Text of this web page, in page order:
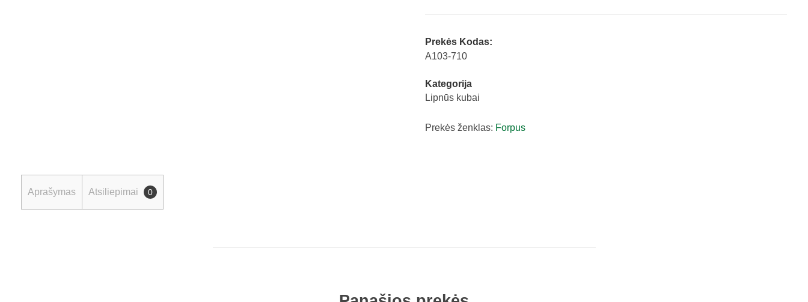
spalvos
Forpus
quantity
Prekės Kodas:
A103-710
Kategorija
Lipnūs kubai
Prekės ženklas: Forpus
Aprašymas Atsiliepimai 0